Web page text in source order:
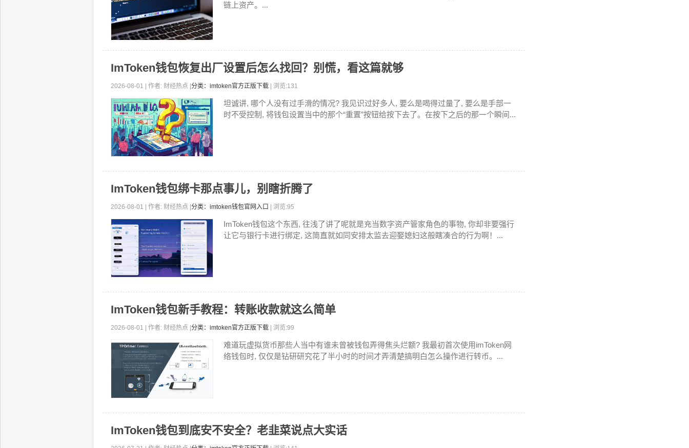
链上资产。...
ImToken钱包恢复出厂设置后怎么找回？别慌，看这篇就够
2026-08-01 | 作者: 财经热点 | 分类：imtoken官方正版下载 | 浏览:131
坦诚讲, 哪个人没有过手滑的情况? 我见识过好多人, 要么是喝得过量了, 要么是手部一
时不受控制, 将钱包设置当中的那个“重置”按钮给按下去了。在按下之后的那一个瞬间...
ImToken钱包绑卡那点事儿，别瞎折腾了
2026-08-01 | 作者: 财经热点 | 分类：imtoken钱包官网入口 | 浏览:95
ImToken钱包这个东西, 往浅了讲了呢就是充当数字资产管家角色的事物, 你却非要强行
让它与银行卡进行绑定, 这简直就如同安排太监去迎娶媳妇这般瞎凑合的行为啊！...
ImToken钱包新手教程：转账收款就这么简单
2026-08-01 | 作者: 财经热点 | 分类：imtoken官方正版下载 | 浏览:99
难道玩虚拟货币那些人当中有谁未曾被钱包弄得焦头烂额? 我最初首次使用imToken网
络钱包时, 仅仅是钻研研究花了半小时的时间才弄清楚搞明白怎么操作进行转币。...
ImToken钱包到底安不安全？老韭菜说点大实话